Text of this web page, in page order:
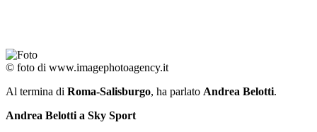
© foto di www.imagephotoagency.it
Al termina di Roma-Salisburgo, ha parlato Andrea Belotti.
Andrea Belotti a Sky Sport